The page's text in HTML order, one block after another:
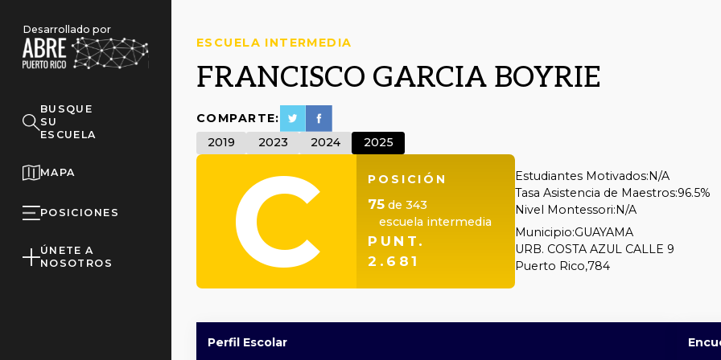
Desarrollado por
BUSQUE
SU
ESCUELA
MAPA
POSICIONES
ÚNETE A
NOSOTROS
ESCUELA INTERMEDIA
FRANCISCO GARCIA BOYRIE
COMPARTE:
2019
2023 2024 2025
C POSICIÓN
75 de343
escuela intermedia
PUNT.
2.681
Estudiantes Motivados:N/A
Tasa Asistencia de Maestros:96.5%
Nivel Montessori:N/A
Municipio:GUAYAMA
URB. COSTA AZUL CALLE 9
Puerto Rico,784
Perfil Escolar